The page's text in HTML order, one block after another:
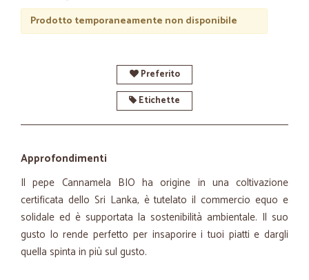
Prodotto temporaneamente non disponibile
Preferito
Etichette
Approfondimenti
Il pepe Cannamela BIO ha origine in una coltivazione
certificata dello Sri Lanka, è tutelato il commercio equo e
solidale ed è supportata la sostenibilità ambientale. Il suo
gusto lo rende perfetto per insaporire i tuoi piatti e dargli
quella spinta in più sul gusto.